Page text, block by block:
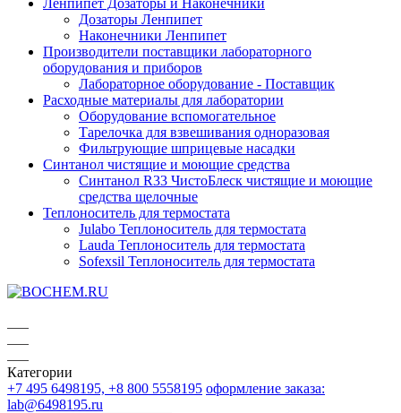
Ленпипет Дозаторы и Наконечники
Дозаторы Ленпипет
Наконечники Ленпипет
Производители поставщики лабораторного
оборудования и приборов
Лабораторное оборудование - Поставщик
Расходные материалы для лаборатории
Оборудование вспомогательное
Тарелочка для взвешивания одноразовая
Фильтрующие шприцевые насадки
Синтанол чистящие и моющие средства
Синтанол R33 ЧистоБлеск чистящие и моющие
средства щелочные
Теплоноситель для термостата
Julabo Теплоноситель для термостата
Lauda Теплоноситель для термостата
Sofexsil Теплоноситель для термостата
Категории
+7 495 6498195, +8 800 5558195 оформление заказа:
lab@6498195.ru